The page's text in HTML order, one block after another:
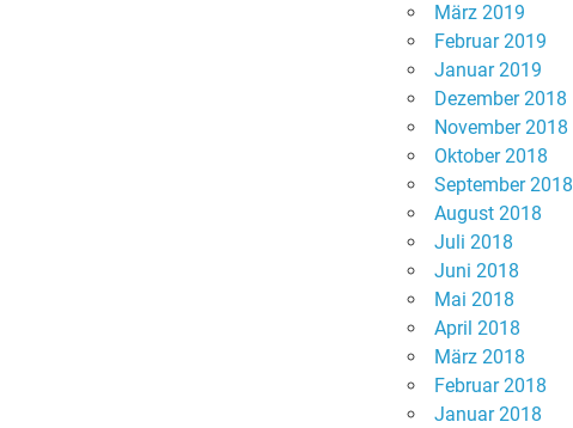
März 2019
Februar 2019
Januar 2019
Dezember 2018
November 2018
Oktober 2018
September 2018
August 2018
Juli 2018
Juni 2018
Mai 2018
April 2018
März 2018
Februar 2018
Januar 2018